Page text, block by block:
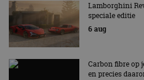
Lamborghini
speciale editie
6 aug
Carbon fibre op
en precies